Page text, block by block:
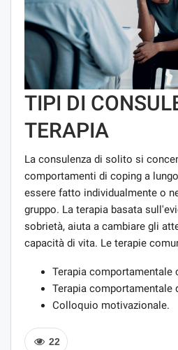
TIPI DI
TERAPIA
La consulenza di solito si
comportamenti di coping a
essere fatto individualmente o
gruppo. La terapia basata
sobrietà, aiuta a cambiare gli
capacità di vita. Le terapie
Terapia comportamentale
Terapia comportamentale
Colloquio motivazionale.
22